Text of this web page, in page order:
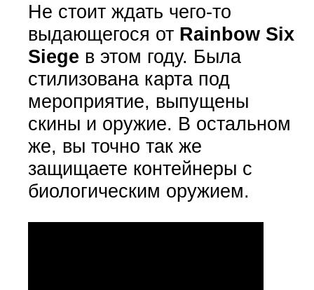
Не стоит ждать чего-то
выдающегося от Rainbow Six
Siege в этом году. Была
стилизована карта под
мероприятие, выпущены
скины и оружие. В остальном
же, вы точно так же
защищаете контейнеры с
биологическим оружием.